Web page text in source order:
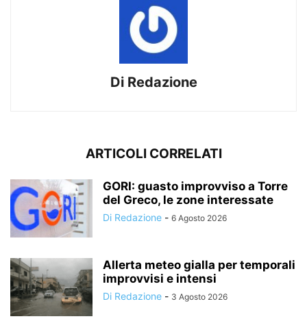
Di Redazione
ARTICOLI CORRELATI
GORI: guasto improvviso a Torre
del Greco, le zone interessate
Di Redazione - 6 Agosto 2026
Allerta meteo gialla per temporali
improvvisi e intensi
Di Redazione - 3 Agosto 2026